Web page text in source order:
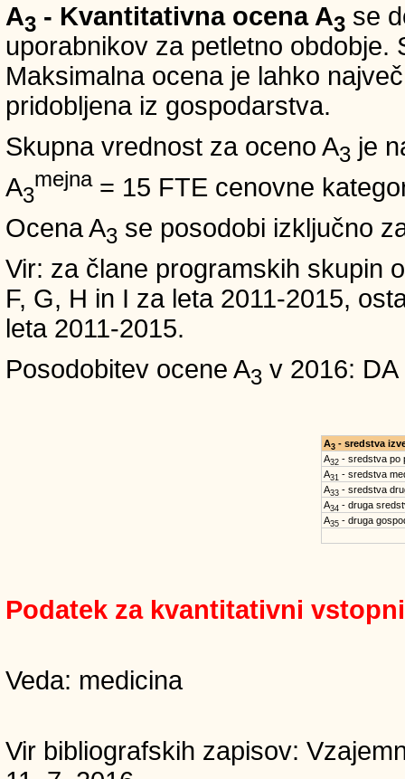
A3 - Kvantitativna ocena A3 se
uporabnikov za petletno obdobje.
Maksimalna ocena je lahko
pridobljena iz gospodarstva.
Skupna vrednost za oceno A3 je
A3
mejna= 15 FTE cenovne
Ocena A3 se posodobi izključno
Vir: za člane programskih skupin
F, G, H in I za leta 2011-2015,
leta 2011-2015.
Posodobitev ocene A3 v 2016: DA
A3- sredstva
A32- sredstva po
A31 - sredstva
A33- sredstva
A34 - druga
A35- druga
Podatek za kvantitativni
Veda: medicina
Vir bibliografskih zapisov: